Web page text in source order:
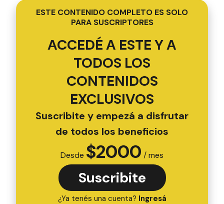
ESTE CONTENIDO COMPLETO ES SOLO
PARA SUSCRIPTORES
ACCEDÉ A ESTE Y A
TODOS LOS
CONTENIDOS
EXCLUSIVOS
Suscribite y empezá a disfrutar
de todos los beneficios
Desde $2000 / mes
Suscribite
¿Ya tenés una cuenta? Ingresá